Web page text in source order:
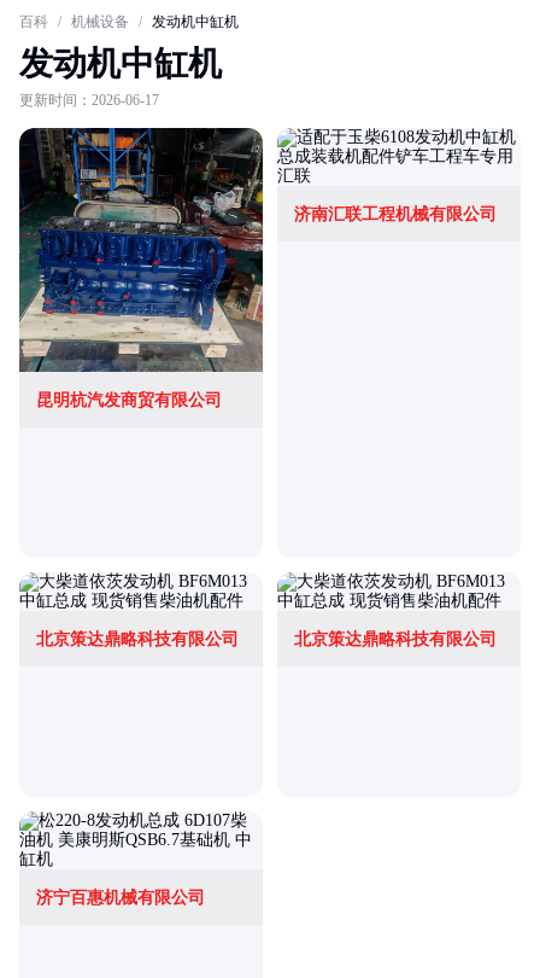
百科 / 机械设备 / 发动机中缸机
发动机中缸机
更新时间：2026-06-17
昆明杭汽发商贸有限公司
济南汇联工程机械有限公司
北京策达鼎略科技有限公司 北京策达鼎略科技有限公司
济宁百惠机械有限公司